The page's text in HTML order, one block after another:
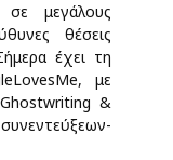
μεγάλους
θέσεις
έχει τη
με
&